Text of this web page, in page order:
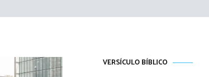
VERSÍCULO BÍBLICO